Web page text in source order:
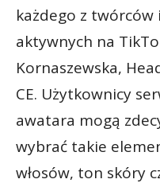
każdego z
aktywnych na
Kornaszewska,
CE. Użytkownicy
awatara mogą
wybrać takie
włosów, ton skóry